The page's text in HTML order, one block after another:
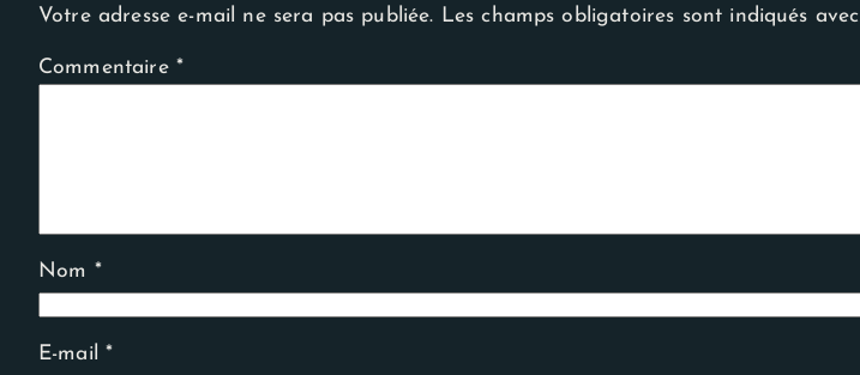
Votre adresse e-mail ne sera pas publiée. Les champs obligatoires sont indiqués avec
Commentaire *
Nom *
E-mail*
refusez ces
fonctionnalités